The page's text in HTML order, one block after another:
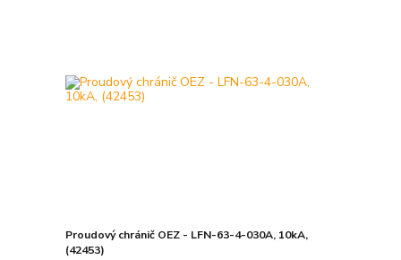
Proudový chránič OEZ - LFN-63-4-030A, 10kA,
(42453)